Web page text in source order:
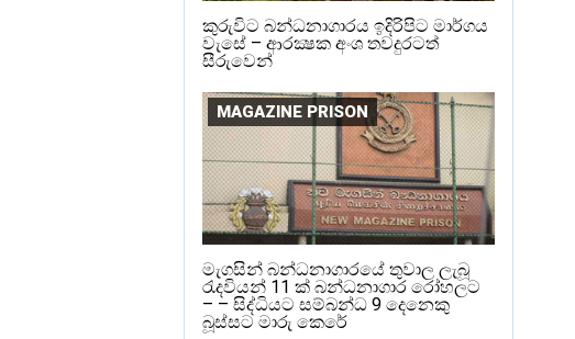
කුරුවිට බන්ධනාගාරය ඉදිරිපිට මාර්ගය
වැසේ – ආරක්‍ෂක අංශ තවදුරටත්
සීරුවෙන්
MAGAZINE PRISON
මැගසින් බන්ධනාගාරයේ තුවාල ලැබූ
රැදවියන් 11 ක් බන්ධනාගාර රෝහලට
– – සිද්ධියට සම්බන්ධ 9 දෙනෙකු
බූස්සට මාරු කෙරේ